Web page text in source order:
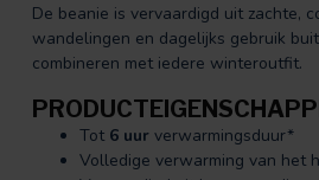
De beanie is vervaardigd uit zachte,
wandelingen en dagelijks gebruik
combineren met iedere winteroutfit.
Tot 6 uur verwarmingsduur*
Volledige verwarming van het